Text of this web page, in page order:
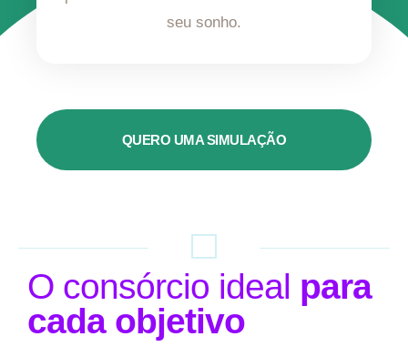
seu sonho.
QUERO UMA SIMULAÇÃO
O consórcio ideal para
cada objetivo